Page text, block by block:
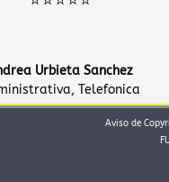
Urbieta Sanchez
, Telefonica
Aviso de